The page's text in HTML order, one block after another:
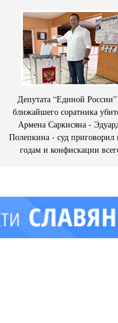
Депутата “Единой
ближайшего соратника
Армена Саркисяна -
Полепкина - суд приговорил
годам и конфискации